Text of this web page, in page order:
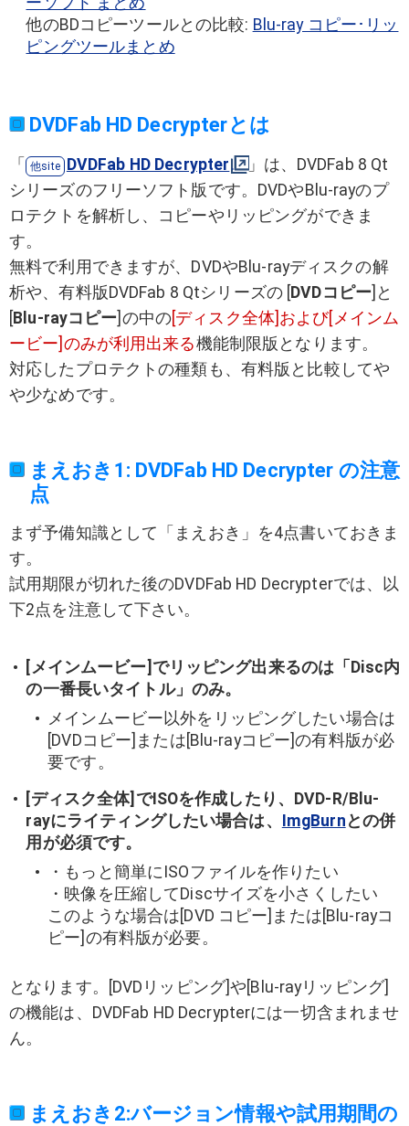
他のBDコピーツールとの比較: Blu-ray コピー･リッ
ピングツールまとめ
DVDFab HD Decrypterとは
「 DVDFab HD Decrypter
」は、DVDFab 8 Qt
シリーズのフリーソフト版です。DVDやBlu-rayのプ
ロテクトを解析し、コピーやリッピングができま
す。
無料で利用できますが、DVDやBlu-rayディスクの解
析や、有料版DVDFab 8 Qtシリーズの [DVDコピー]と
[Blu-rayコピー]の中の[ディスク全体]および[メインム
ービー]のみが利用出来る機能制限版となります。
対応したプロテクトの種類も、有料版と比較してや
や少なめです。
まえおき1: DVDFab HD Decrypter の注意
点
まず予備知識として「まえおき」を4点書いておきま
す。
試用期限が切れた後のDVDFab HD Decrypterでは、以
下2点を注意して下さい。
[メインムービー]でリッピング出来るのは「Disc内
の一番長いタイトル」のみ。
メインムービー以外をリッピングしたい場合は
[DVDコピー]または[Blu-rayコピー]の有料版が必
要です。
[ディスク全体]でISOを作成したり、DVD-R/Blu-
rayにライティングしたい場合は、
ImgBurn との併
用が必須です。
・もっと簡単にISOファイルを作りたい
・映像を圧縮してDiscサイズを小さくしたい
このような場合は[DVD コピー]または[Blu-rayコ
ピー]の有料版が必要。
となります。[DVDリッピング]や[Blu-rayリッピング]
の機能は、DVDFab HD Decrypterには一切含まれませ
ん。
まえおき2:バージョン情報や試用期間の